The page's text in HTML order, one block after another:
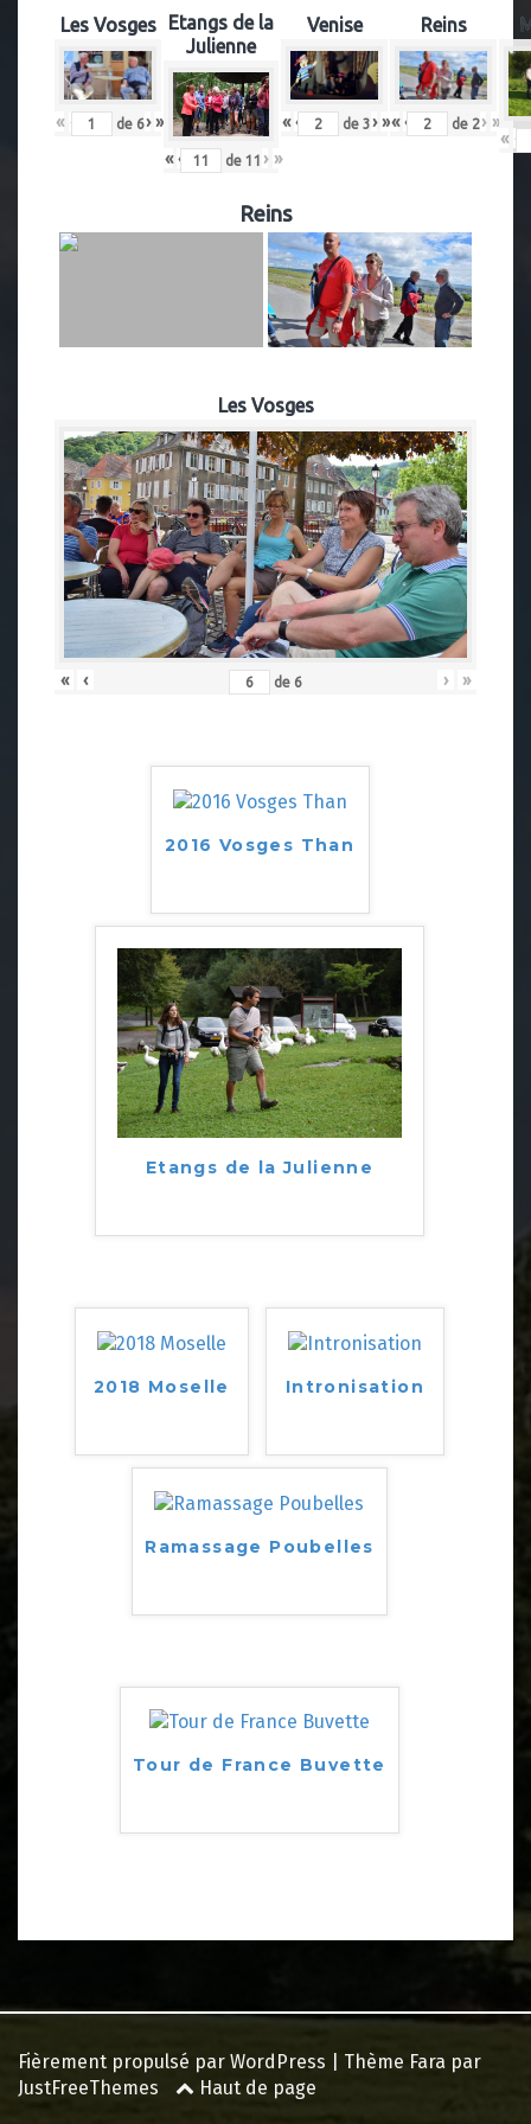
Les Vosges
« ‹ de 6› »
Etangs de la
Julienne
« ‹ de 11 › »
Venise
« ‹ de 3› »
Reins
« ‹ de 2› »
« ‹
Reins
Les Vosges
« ‹ de 6 › »
2016 Vosges Than
Etangs de la Julienne
2018 Moselle Intronisation
Ramassage Poubelles
Tour de France Buvette
Fièrement propulsé par WordPress Thème Fara par
JustFreeThemes
Haut de page